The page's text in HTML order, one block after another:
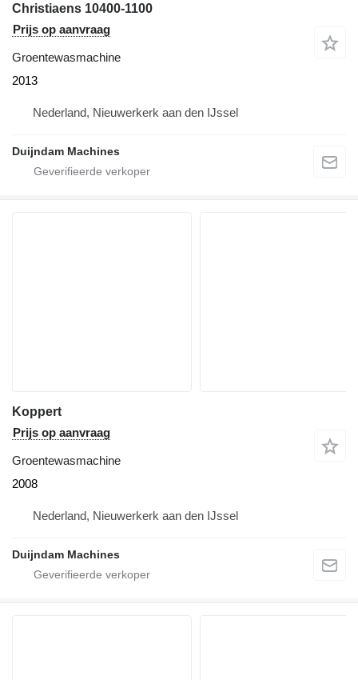
Christiaens 10400-1100
Prijs op aanvraag
Groentewasmachine
2013
Nederland, Nieuwerkerk aan den IJssel
Duijndam Machines
Koppert
Prijs op aanvraag
Groentewasmachine
2008
Nederland, Nieuwerkerk aan den IJssel
Duijndam Machines